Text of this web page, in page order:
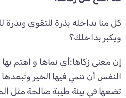
كل منا بداخله بذرة للتقوي وبذرة
ويكبر بداخلك؟
إن معنى زكاها:أي نماها و اهتم بها
النفس أن تنمي فيها الخير
تضعها في بيئة طيبة صالحة مثل